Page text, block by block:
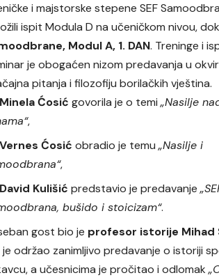
i majstorske stepene SEF
ispit Modula D na učeničkom nivou,
Modul A, 1. DAN. Treninge i
je obogaćen nizom predavanja u
pitanja i filozofiju borilačkih vještina.
Minela Ćosić govorila je o temi„Nasilje
,
Vernes Ćosić obradio je temu„Nasilje i
,
David Kulišić predstavio je predavanje
bušido i stoicizam“.
gost bio je profesor istorije Mihad
je održao zanimljivo predavanje o istoriji
a učesnicima je pročitao i odlomak